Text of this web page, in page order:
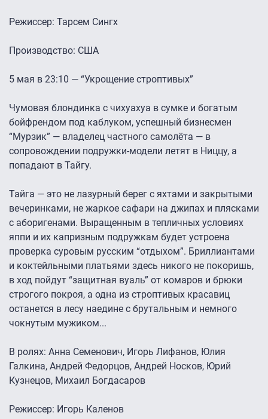
Режиссер: Тарсем Сингх
Производство: США
5 мая в 23:10 — “Укрощение строптивых”
Чумовая блондинка с чихуахуа в сумке и богатым
бойфрендом под каблуком, успешный бизнесмен
“Мурзик” — владелец частного самолёта — в
сопровождении подружки-модели летят в Ниццу, а
попадают в Тайгу.
Тайга — это не лазурный берег с яхтами и закрытыми
вечеринками, не жаркое сафари на джипах и плясками
с аборигенами. Выращенным в тепличных условиях
яппи и их капризным подружкам будет устроена
проверка суровым русским “отдыхом”. Бриллиантами
и коктейльными платьями здесь никого не покоришь,
в ход пойдут “защитная вуаль” от комаров и брюки
строгого покроя, а одна из строптивых красавиц
останется в лесу наедине с брутальным и немного
чокнутым мужиком...
В ролях: Анна Семенович, Игорь Лифанов, Юлия
Галкина, Андрей Федорцов, Андрей Носков, Юрий
Кузнецов, Михаил Богдасаров
Режиссер: Игорь Каленов